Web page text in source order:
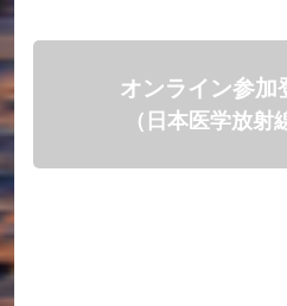
オンライン参加
（日本医学放射